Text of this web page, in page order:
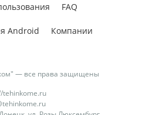
— все права защищены
tehinkome.ru
FAQ
Android Компании